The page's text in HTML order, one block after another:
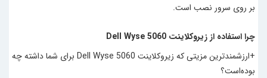
بر روی سرور نصب است.
چرا استفاده از زیرو‌کلاینت Dell Wyse 5060
+ارزشمندترین مزیتی که زیروکلاینت Dell Wyse 5060 برای شما داشته چه
بوده‌است؟